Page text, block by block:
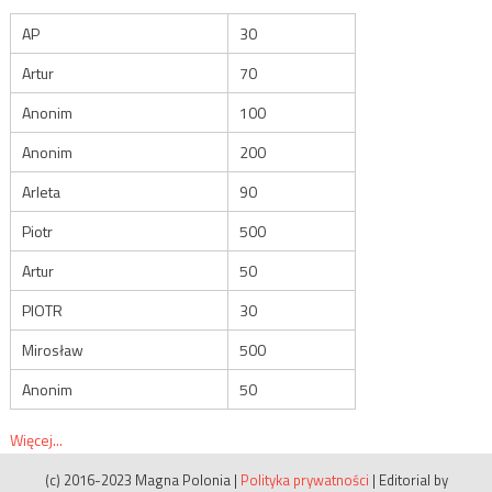
AP
30
Artur
70
Anonim
100
Anonim
200
Arleta
90
Piotr
500
Artur
50
PIOTR
30
Mirosław
500
Anonim
50
Więcej...
(c) 2016-2023 Magna Polonia | Polityka prywatności | Editorial by